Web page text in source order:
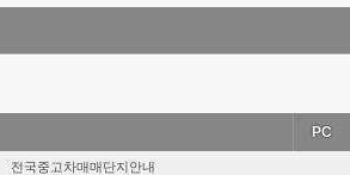
PC
전국중고차매매단지안내